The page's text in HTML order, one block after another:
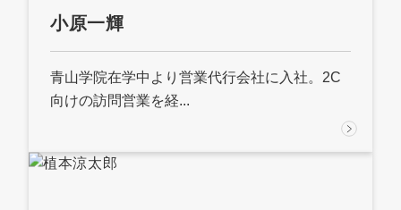
小原一輝
青山学院在学中より営業代行会社に入社。2C
向けの訪問営業を経...